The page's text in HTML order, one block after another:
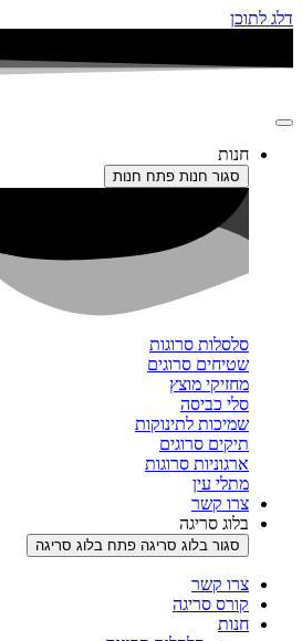
דלג לתוכן
חנות
סגור חנות פתח חנות
סלסלות סרוגות
שטיחים סרוגים
מחזיקי מוצץ
סלי כביסה
שמיכות לתינוקות
תיקים סרוגים
ארגוניות סרוגות
מתלי עין
צרו קשר
בלוג סריגה
סגור בלוג סריגה פתח בלוג סריגה
צרו קשר
קורס סריגה
חנות